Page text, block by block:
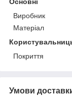
Виробник
Матеріал
Покриття
Умови